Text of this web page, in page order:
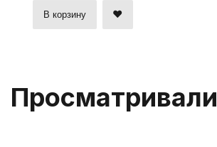
В корзину
Просматривали